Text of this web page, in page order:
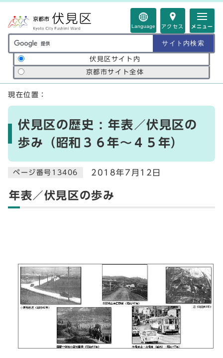
Language アクセス メニュー
サイト内検索の範囲
伏見区サイト内
京都市サイト全体
ここから本文です
現在位置：
伏見区の歴史 : 年表／伏見区の
歩み（昭和３６年～４５年）
ページ番号13406 2018年7月12日
年表／伏見区の歩み